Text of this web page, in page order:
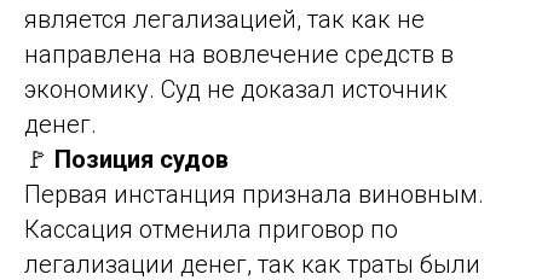
является легализацией, так как не
направлена на вовлечение средств в
экономику. Суд не доказал источник
денег.
🚩 Позиция судов
Первая инстанция признала виновным.
Кассация отменила приговор по
легализации денег, так как траты были